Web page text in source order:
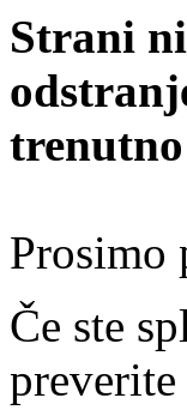
Strani
Prosimo
Če ste